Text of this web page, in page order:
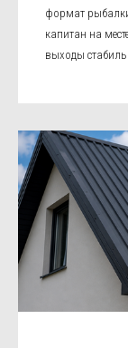
формат
капитан на
выходы